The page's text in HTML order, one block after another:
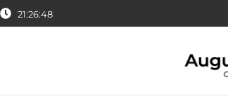
21:26:49